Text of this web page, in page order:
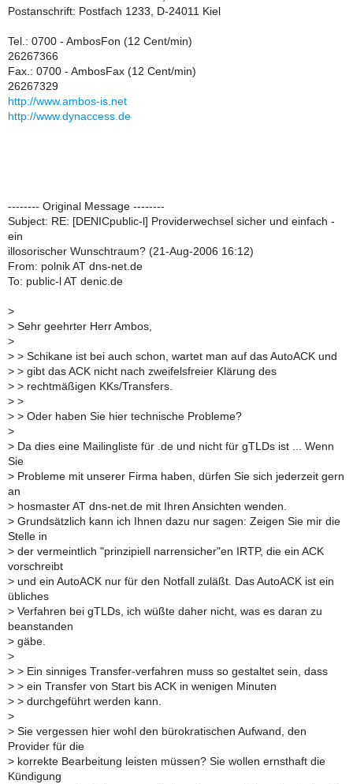
Postanschrift: Postfach 1233, D-24011 Kiel
Tel.: 0700 - AmbosFon (12 Cent/min)
26267366
Fax.: 0700 - AmbosFax (12 Cent/min)
26267329
http://www.ambos-is.net
http://www.dynaccess.de
-------- Original Message --------
Subject: RE: [DENICpublic-l] Providerwechsel sicher und einfach -
ein
illosorischer Wunschtraum? (21-Aug-2006 16:12)
From: polnik AT dns-net.de
To: public-l AT denic.de
>
> Sehr geehrter Herr Ambos,
>
> > Schikane ist bei auch schon, wartet man auf das AutoACK und
> > gibt das ACK nicht nach zweifelsfreier Klärung des
> > rechtmäßigen KKs/Transfers.
> >
> > Oder haben Sie hier technische Probleme?
>
> Da dies eine Mailingliste für .de und nicht für gTLDs ist ... Wenn
Sie
> Probleme mit unserer Firma haben, dürfen Sie sich jederzeit gern
an
> hosmaster AT dns-net.de mit Ihren Ansichten wenden.
> Grundsätzlich kann ich Ihnen dazu nur sagen: Zeigen Sie mir die
Stelle in
> der vermeintlich "prinzipiell narrensicher"en IRTP, die ein ACK
vorschreibt
> und ein AutoACK nur für den Notfall zuläßt. Das AutoACK ist ein
übliches
> Verfahren bei gTLDs, ich wüßte daher nicht, was es daran zu
beanstanden
> gäbe.
>
> > Ein sinniges Transfer-verfahren muss so gestaltet sein, dass
> > ein Transfer von Start bis ACK in wenigen Minuten
> > durchgeführt werden kann.
>
> Sie vergessen hier wohl den bürokratischen Aufwand, den
Provider für die
> korrekte Bearbeitung leisten müssen? Sie wollen ernsthaft die
Kündigung